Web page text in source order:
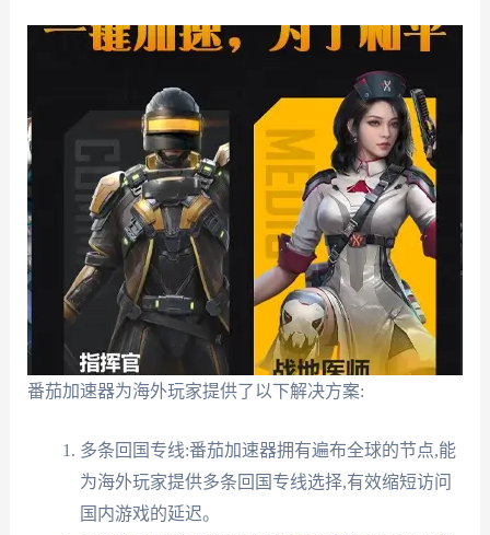
番茄加速器为海外玩家提供了以下解决方案:
多条回国专线:番茄加速器拥有遍布全球的节点,能
为海外玩家提供多条回国专线选择,有效缩短访问
国内游戏的延迟。